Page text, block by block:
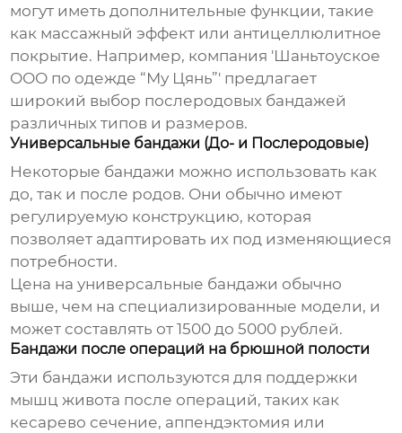
могут иметь дополнительные функции, такие
как массажный эффект или антицеллюлитное
покрытие. Например, компания 'Шаньтоуское
ООО по одежде “Му Цянь”' предлагает
широкий выбор послеродовых бандажей
различных типов и размеров.
Универсальные бандажи (До- и Послеродовые)
Некоторые бандажи можно использовать как
до, так и после родов. Они обычно имеют
регулируемую конструкцию, которая
позволяет адаптировать их под изменяющиеся
потребности.
Цена на универсальные бандажи обычно
выше, чем на специализированные модели, и
может составлять от 1500 до 5000 рублей.
Бандажи после операций на брюшной полости
Эти бандажи используются для поддержки
мышц живота после операций, таких как
кесарево сечение, аппендэктомия или